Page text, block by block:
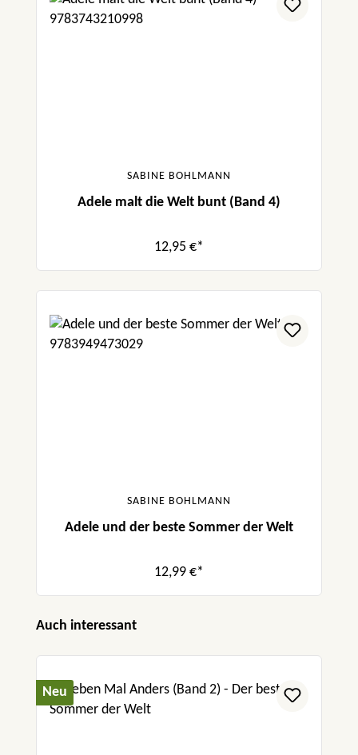
SABINE BOHLMANN
Adele malt die Welt bunt (Band 4)
12,95 €*
SABINE BOHLMANN
Adele und der beste Sommer der Welt
12,99 €*
Produktgalerie überspringen
Auch interessant
Neu